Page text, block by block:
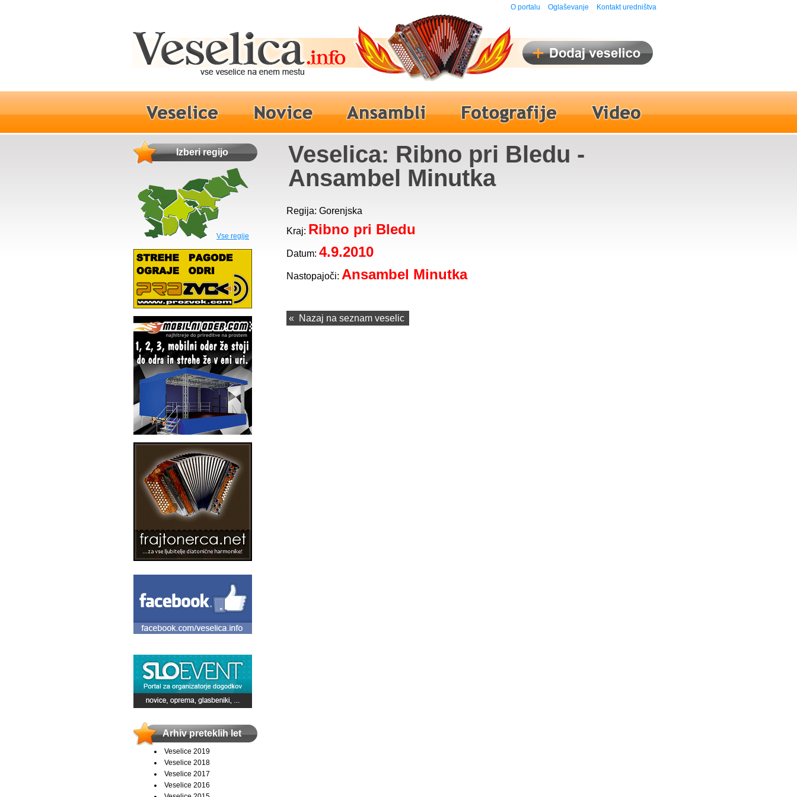
O portalu Oglaševanje Kontakt uredništva
Izberi regijo
Vse regije
Arhiv preteklih let
Veselice 2019
Veselice 2018
Veselice 2017
Veselice 2016
Veselica: Ribno pri Bledu -
Ansambel Minutka
Regija: Gorenjska
Kraj: Ribno pri Bledu
Datum: 4.9.2010
Nastopajoči: Ansambel Minutka
« Nazaj na seznam veselic